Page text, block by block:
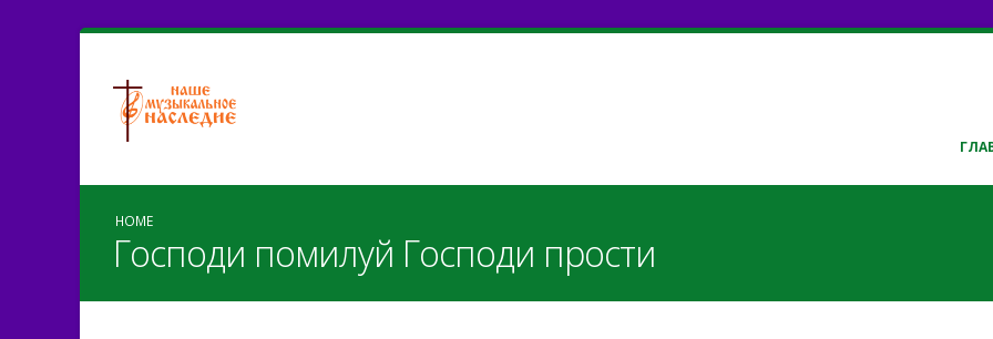
HOME
Господи помилуй Господи прости